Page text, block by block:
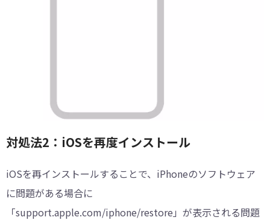
対処法2：iOSを再度インストール
iOSを再インストールすることで、iPhoneのソフトウェア
に問題がある場合に
「support.apple.com/iphone/restore」が表示される問題